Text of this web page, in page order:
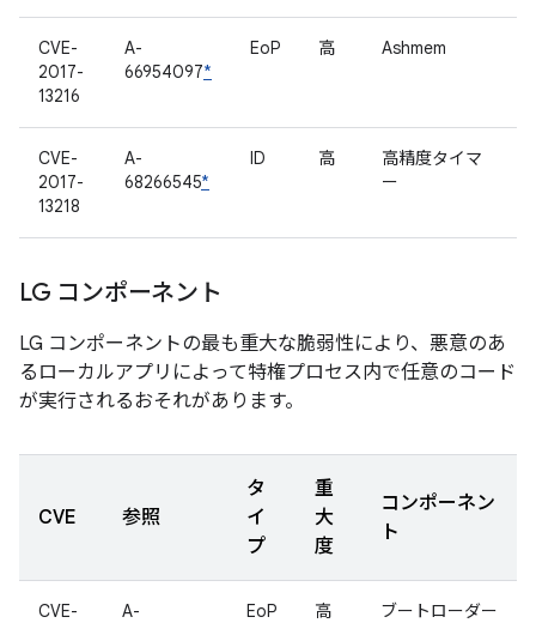
CVE-
2017-
13216
A-
66954097*
EoP 高 Ashmem
CVE-
2017-
13218
A-
68266545*
ID 高
高精度タイマ
ー
LG コンポーネント
LG コンポーネントの最も重大な脆弱性により、悪意のあ
るローカルアプリによって特権プロセス内で任意のコード
が実行されるおそれがあります。
CVE 参照
タ
イ
プ
重
大
度
コンポーネン
ト
CVE-
A-
EoP 高 ブートローダー